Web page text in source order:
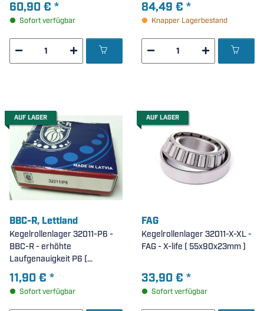
60,90 € *
Sofort verfügbar
84,49 € *
Knapper Lagerbestand
AUF LAGER
BBC-R, Lettland
Kegelrollenlager 32011-P6 -
BBC-R - erhöhte
Laufgenauigkeit P6 (
55x90x23mm )
11,90 € *
Sofort verfügbar
AUF LAGER
FAG
Kegelrollenlager 32011-X-XL -
FAG - X-life ( 55x90x23mm )
33,90 € *
Sofort verfügbar